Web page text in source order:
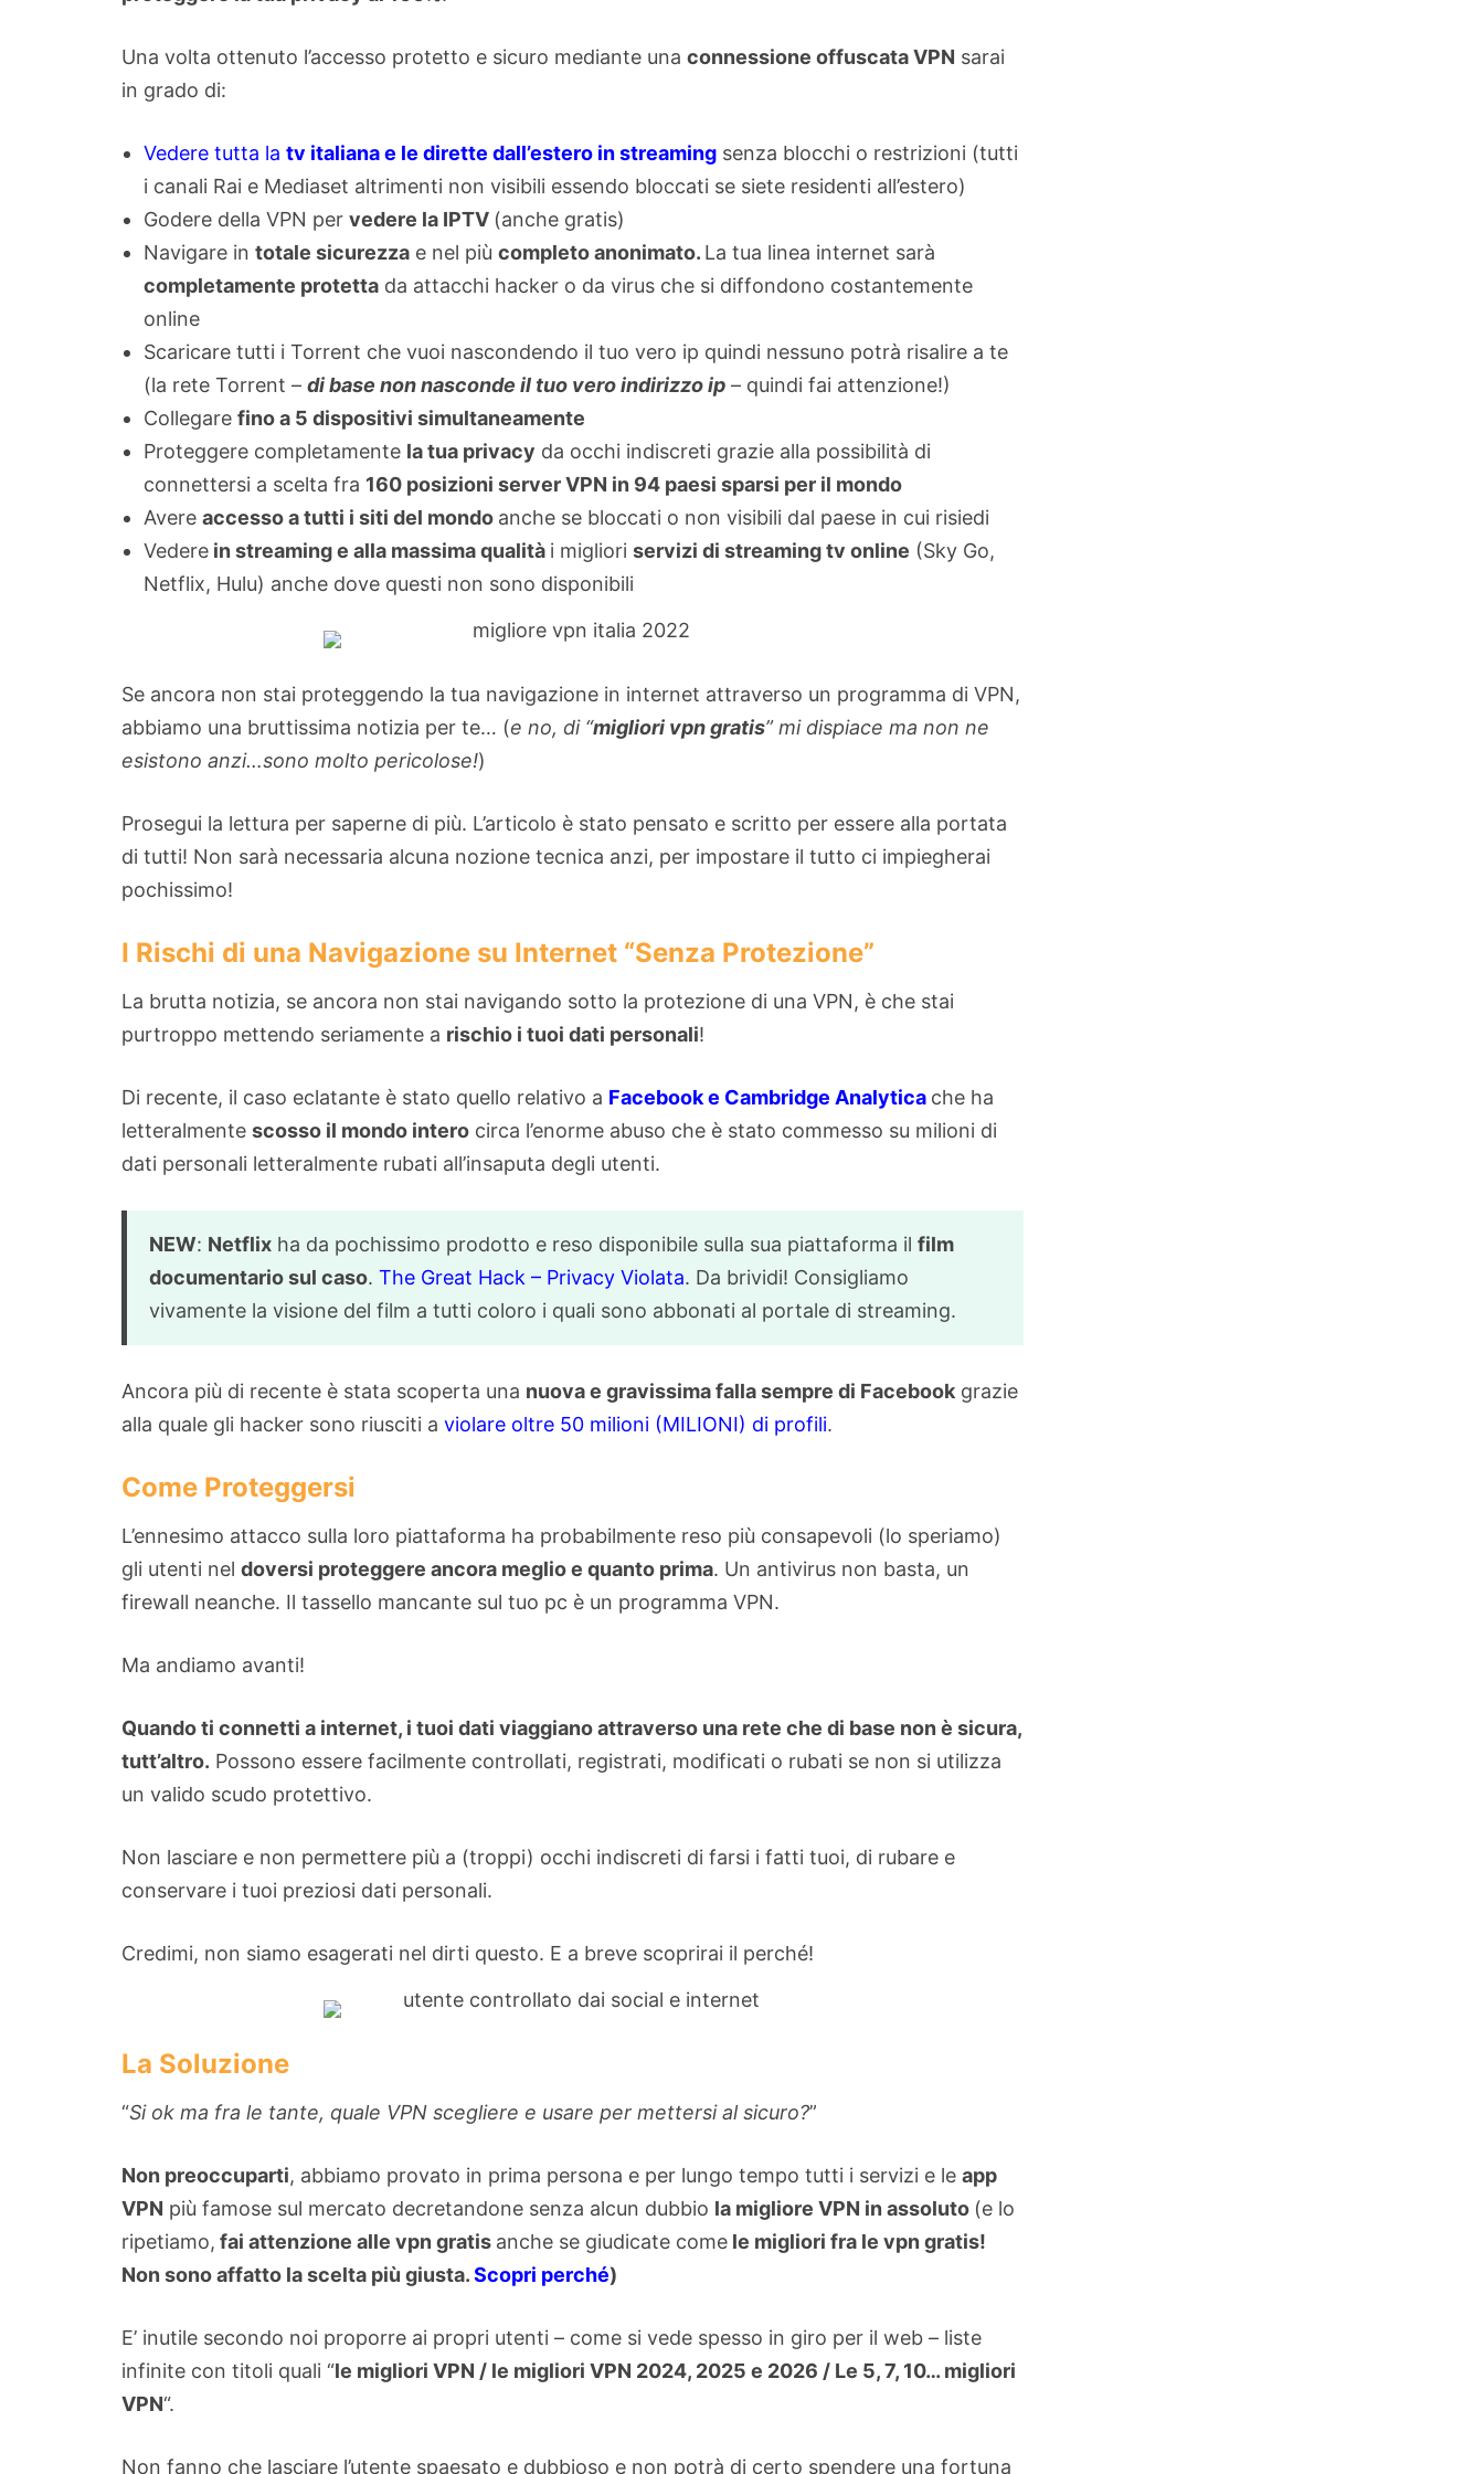
Una volta ottenuto l’accesso protetto e sicuro mediante una connessione offuscata VPN sarai
in grado di:
Vedere tutta la tv italiana e le dirette dall’estero in streaming senza blocchi o restrizioni (tutti
i canali Rai e Mediaset altrimenti non visibili essendo bloccati se siete residenti all’estero)
Godere della VPN per vedere la IPTV (anche gratis)
Navigare in totale sicurezza e nel più completo anonimato. La tua linea internet sarà
completamente protetta da attacchi hacker o da virus che si diffondono costantemente
online
Scaricare tutti i Torrent che vuoi nascondendo il tuo vero ip quindi nessuno potrà risalire a te
(la rete Torrent – di base non nasconde il tuo vero indirizzo ip – quindi fai attenzione!)
Collegare fino a 5 dispositivi simultaneamente
Proteggere completamente la tua privacy da occhi indiscreti grazie alla possibilità di
connettersi a scelta fra 160 posizioni server VPN in 94 paesi sparsi per il mondo
Avere accesso a tutti i siti del mondo anche se bloccati o non visibili dal paese in cui risiedi
Vedere in streaming e alla massima qualità i migliori servizi di streaming tv online (Sky Go,
Netflix, Hulu) anche dove questi non sono disponibili
Se ancora non stai proteggendo la tua navigazione in internet attraverso un programma di VPN,
abbiamo una bruttissima notizia per te… (e no, di “migliori vpn gratis” mi dispiace ma non ne
esistono anzi…sono molto pericolose!)
Prosegui la lettura per saperne di più. L’articolo è stato pensato e scritto per essere alla portata
di tutti! Non sarà necessaria alcuna nozione tecnica anzi, per impostare il tutto ci impiegherai
pochissimo!
I Rischi di una Navigazione su Internet “Senza Protezione”
La brutta notizia, se ancora non stai navigando sotto la protezione di una VPN, è che stai
purtroppo mettendo seriamente a rischio i tuoi dati personali!
Di recente, il caso eclatante è stato quello relativo a Facebook e Cambridge Analytica che ha
letteralmente scosso il mondo intero circa l’enorme abuso che è stato commesso su milioni di
dati personali letteralmente rubati all’insaputa degli utenti.
NEW: Netflix ha da pochissimo prodotto e reso disponibile sulla sua piattaforma il film
documentario sul caso. The Great Hack – Privacy Violata. Da brividi! Consigliamo
vivamente la visione del film a tutti coloro i quali sono abbonati al portale di streaming.
Ancora più di recente è stata scoperta una nuova e gravissima falla sempre di Facebook grazie
alla quale gli hacker sono riusciti a violare oltre 50 milioni (MILIONI) di profili.
Come Proteggersi
L’ennesimo attacco sulla loro piattaforma ha probabilmente reso più consapevoli (lo speriamo)
gli utenti nel doversi proteggere ancora meglio e quanto prima. Un antivirus non basta, un
firewall neanche. Il tassello mancante sul tuo pc è un programma VPN.
Ma andiamo avanti!
Quando ti connetti a internet, i tuoi dati viaggiano attraverso una rete che di base non è sicura,
tutt’altro. Possono essere facilmente controllati, registrati, modificati o rubati se non si utilizza
un valido scudo protettivo.
Non lasciare e non permettere più a (troppi) occhi indiscreti di farsi i fatti tuoi, di rubare e
conservare i tuoi preziosi dati personali.
Credimi, non siamo esagerati nel dirti questo. E a breve scoprirai il perché!
La Soluzione
“Si ok ma fra le tante, quale VPN scegliere e usare per mettersi al sicuro?”
Non preoccuparti, abbiamo provato in prima persona e per lungo tempo tutti i servizi e le app
VPN più famose sul mercato decretandone senza alcun dubbio la migliore VPN in assoluto (e lo
ripetiamo, fai attenzione alle vpn gratis anche se giudicate come le migliori fra le vpn gratis!
Non sono affatto la scelta più giusta.Scopri perché)
E’ inutile secondo noi proporre ai propri utenti – come si vede spesso in giro per il web – liste
infinite con titoli quali “le migliori VPN / le migliori VPN 2024, 2025 e 2026 / Le 5, 7, 10… migliori
VPN“.
Non fanno che lasciare l’utente spaesato e dubbioso e non potrà di certo spendere una fortuna